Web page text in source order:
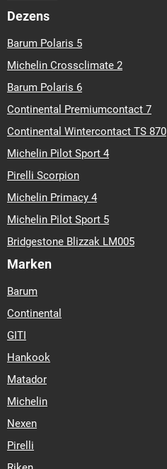
Dezens
Barum Polaris 5
Michelin Crossclimate 2
Barum Polaris 6
Continental Premiumcontact 7
Continental Wintercontact TS 870
Michelin Pilot Sport 4
Pirelli Scorpion
Michelin Primacy 4
Michelin Pilot Sport 5
Bridgestone Blizzak LM005
Marken
Barum
Continental
GITI
Hankook
Matador
Michelin
Nexen
Pirelli